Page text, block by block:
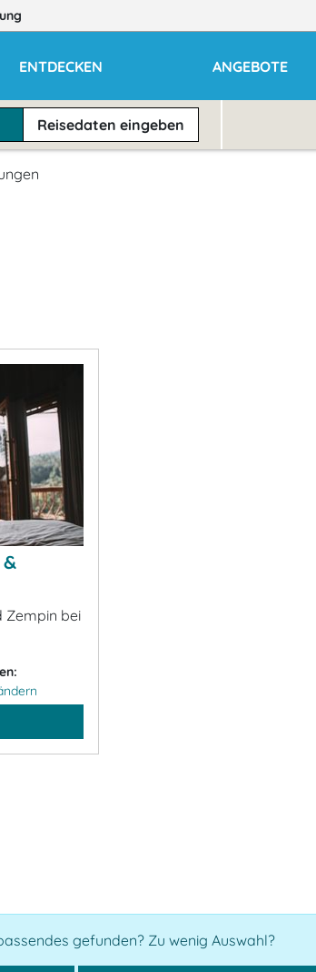
ENTDECKEN ANGEBOTE
Reisedateneingeben
Zempin bei
gefunden? Zu wenig Auswahl?